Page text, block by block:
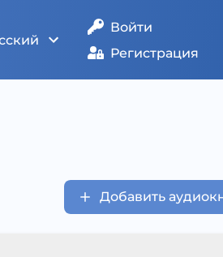
Войти
Регистрация
Добавить